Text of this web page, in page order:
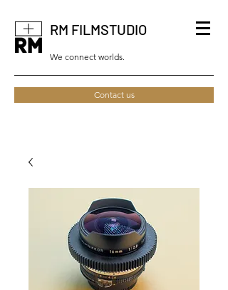
RM FILMSTUDIO
We connect worlds.
Contact us